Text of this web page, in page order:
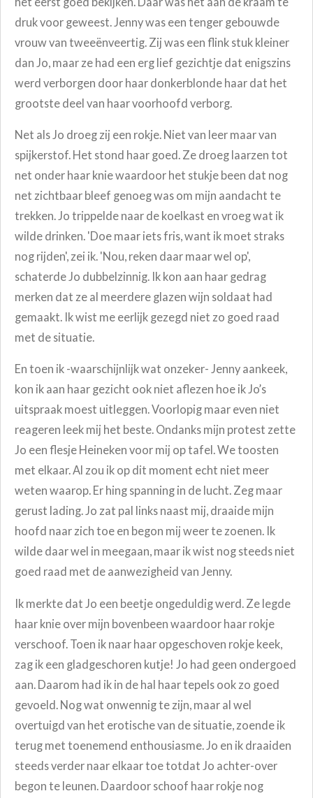
druk voor geweest. Jenny was een tenger gebouwde
vrouw van tweeënveertig. Zij was een flink stuk kleiner
dan Jo, maar ze had een erg lief gezichtje dat enigszins
werd verborgen door haar donkerblonde haar dat het
grootste deel van haar voorhoofd verborg.
Net als Jo droeg zij een rokje. Niet van leer maar van
spijkerstof. Het stond haar goed. Ze droeg laarzen tot
net onder haar knie waardoor het stukje been dat nog
net zichtbaar bleef genoeg was om mijn aandacht te
trekken. Jo trippelde naar de koelkast en vroeg wat ik
wilde drinken. 'Doe maar iets fris, want ik moet straks
nog rijden', zei ik. 'Nou, reken daar maar wel op',
schaterde Jo dubbelzinnig. Ik kon aan haar gedrag
merken dat ze al meerdere glazen wijn soldaat had
gemaakt. Ik wist me eerlijk gezegd niet zo goed raad
met de situatie.
En toen ik -waarschijnlijk wat onzeker- Jenny aankeek,
kon ik aan haar gezicht ook niet aflezen hoe ik Jo’s
uitspraak moest uitleggen. Voorlopig maar even niet
reageren leek mij het beste. Ondanks mijn protest zette
Jo een flesje Heineken voor mij op tafel. We toosten
met elkaar. Al zou ik op dit moment echt niet meer
weten waarop. Er hing spanning in de lucht. Zeg maar
gerust lading. Jo zat pal links naast mij, draaide mijn
hoofd naar zich toe en begon mij weer te zoenen. Ik
wilde daar wel in meegaan, maar ik wist nog steeds niet
goed raad met de aanwezigheid van Jenny.
Ik merkte dat Jo een beetje ongeduldig werd. Ze legde
haar knie over mijn bovenbeen waardoor haar rokje
verschoof. Toen ik naar haar opgeschoven rokje keek,
zag ik een gladgeschoren kutje! Jo had geen ondergoed
aan. Daarom had ik in de hal haar tepels ook zo goed
gevoeld. Nog wat onwennig te zijn, maar al wel
overtuigd van het erotische van de situatie, zoende ik
terug met toenemend enthousiasme. Jo en ik draaiden
steeds verder naar elkaar toe totdat Jo achter-over
begon te leunen. Daardoor schoof haar rokje nog